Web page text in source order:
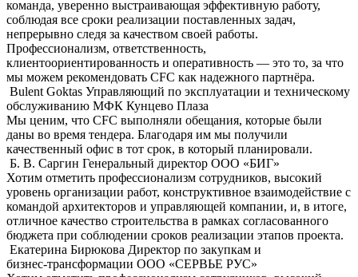
команда, уверенно выстраивающая эффективную работу,
соблюдая все сроки реализации поставленных задач,
непрерывно следя за качеством своей работы.
Профессионализм, ответственность,
клиентоориентированность и оперативность — это то, за что
мы можем рекомендовать CFC как надежного партнёра.
Bulent Goktas Управляющий по эксплуатации и техническому
обслуживанию МФК Кунцево Плаза
Мы ценим, что CFC выполняли обещания, которые были
даны во время тендера. Благодаря им мы получили
качественный офис в тот срок, в который планировали.
Б. В. Саргин Генеральный директор OOO «БИГ»
Хотим отметить профессионализм сотрудников, высокий
уровень организации работ, конструктивное взаимодействие с
командой архитекторов и управляющей компании, и, в итоге,
отличное качество строительства в рамках согласованного
бюджета при соблюдении сроков реализации этапов проекта.
Екатерина Бирюкова Директор по закупкам и
бизнес-трансформации ООО «СЕРВЬЕ РУС»